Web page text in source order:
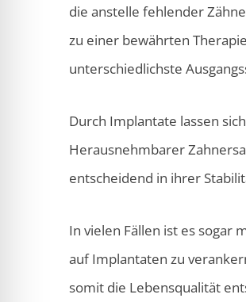
die anstelle fehlender
zu einer bewährten
unterschiedlichste
Durch Implantate lassen
Herausnehmbarer
entscheidend in ihrer
In vielen Fällen ist es sogar
auf Implantaten zu
somit die Lebensqualität